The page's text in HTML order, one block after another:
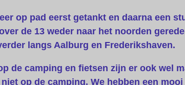
op pad eerst getankt en daarna een
de 13 weder naar het noorden
langs Aalburg en Frederikshaven.
de camping en fietsen zijn er ook wel
op de camping. We hebben een